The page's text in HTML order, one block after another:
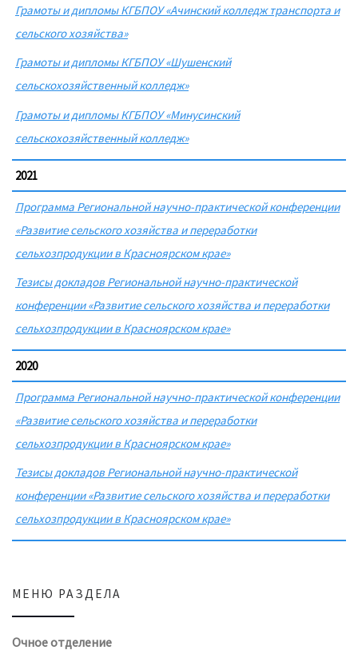
Грамоты и дипломы КГБПОУ «Ачинский колледж транспорта и
сельского хозяйства»
Грамоты и дипломы КГБПОУ «Шушенский
сельскохозяйственный колледж»
Грамоты и дипломы КГБПОУ «Минусинский
сельскохозяйственный колледж»
2021
Программа Региональной научно-практической конференции
«Развитие сельского хозяйства и переработки
сельхозпродукции в Красноярском крае»
Тезисы докладов Региональной научно-практической
конференции «Развитие сельского хозяйства и переработки
сельхозпродукции в Красноярском крае»
2020
Программа Региональной научно-практической конференции
«Развитие сельского хозяйства и переработки
сельхозпродукции в Красноярском крае»
Тезисы докладов Региональной научно-практической
конференции «Развитие сельского хозяйства и переработки
сельхозпродукции в Красноярском крае»
МЕНЮ РАЗДЕЛА
Очное отделение